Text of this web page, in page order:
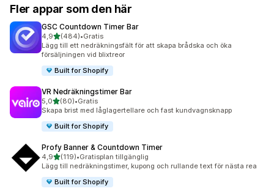
Fler appar som den här
GSC Countdown Timer Bar
4,9av 5 stjärnor
(484)
484 recensioner totalt
•Gratis
Lägg till ett nedräkningsfält för att skapa brådska och öka
försäljningen vid blixtreor
Built for Shopify
VR Nedräkningstimer Bar
5,0av 5 stjärnor
(80)
80 recensioner totalt
•Gratis
Skapa brist med låglagertellare och fast kundvagnsknapp
Built for Shopify
Profy Banner & Countdown Timer
4,9av 5 stjärnor
(119)
119 recensioner totalt
•Gratisplan tillgänglig
Lägg till nedräkningstimer, kupong och rullande text för nästa rea
Built for Shopify